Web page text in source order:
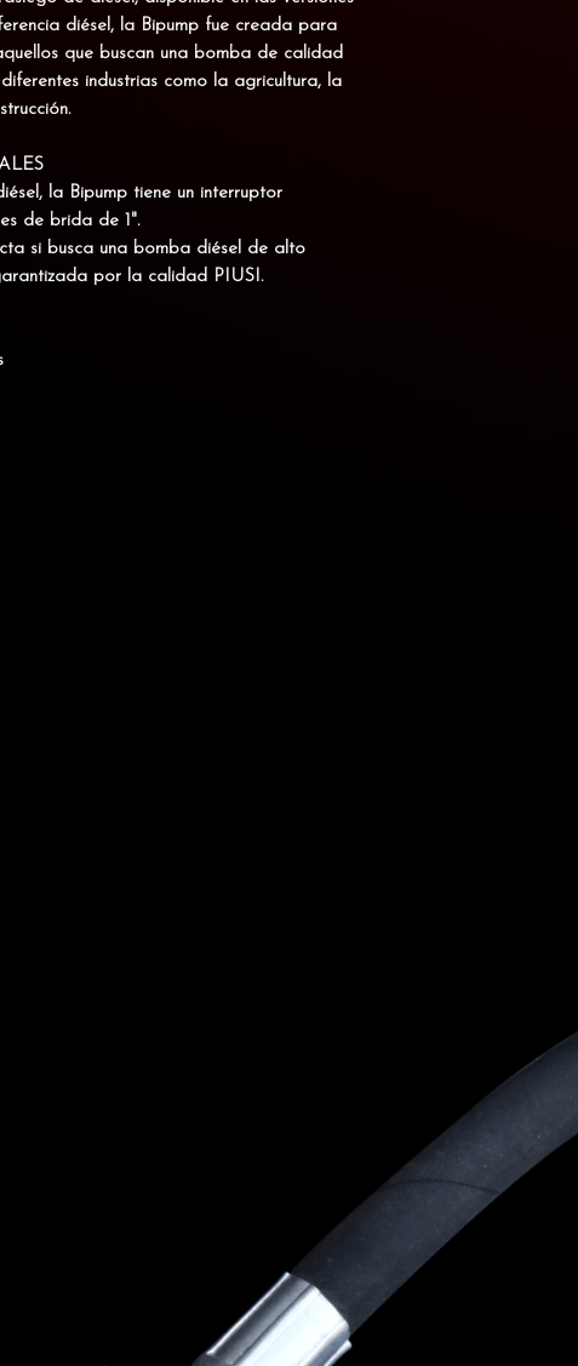
diésel, la Bipump fue creada para
que buscan una bomba de calidad
industrias como la agricultura, la
la Bipump tiene un interruptor
de brida de 1".
si busca una bomba diésel de alto
por la calidad PIUSI.